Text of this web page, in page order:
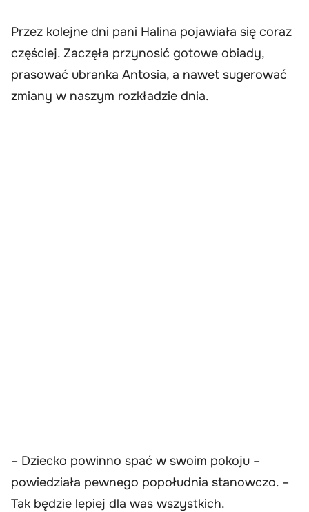
Przez kolejne dni pani Halina pojawiała się coraz
częściej. Zaczęła przynosić gotowe obiady,
prasować ubranka Antosia, a nawet sugerować
zmiany w naszym rozkładzie dnia.
– Dziecko powinno spać w swoim pokoju –
powiedziała pewnego popołudnia stanowczo. –
Tak będzie lepiej dla was wszystkich.